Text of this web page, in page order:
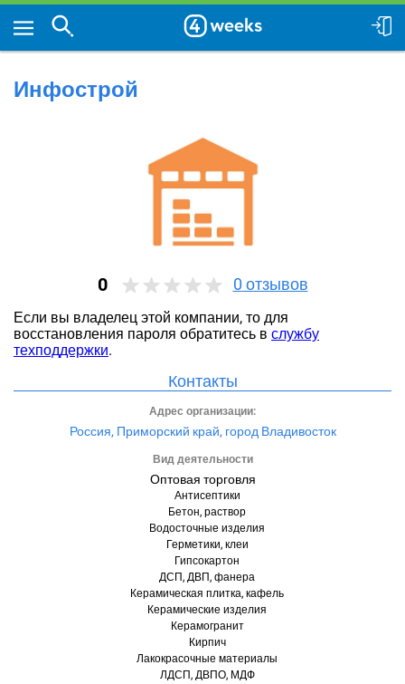
Инфострой
0 0 отзывов
Если вы владелец этой компании, то для
восстановления пароля обратитесь в службу
техподдержки.
Контакты
Адрес организации:
Россия, Приморский край, город Владивосток
Вид деятельности
Оптовая торговля
Антисептики
Бетон, раствор
Водосточные изделия
Герметики, клеи
Гипсокартон
ДСП, ДВП, фанера
Керамическая плитка, кафель
Керамические изделия
Керамогранит
Кирпич
Лакокрасочные материалы
ЛДСП, ДВПО, МДФ